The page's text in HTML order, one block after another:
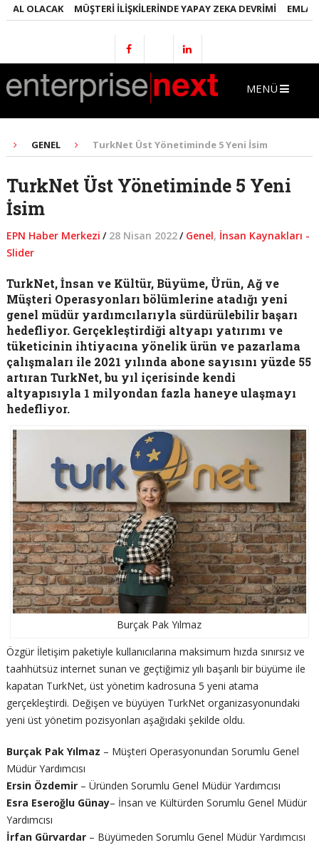
MÜŞTERI İLIŞKILERINDE YAPAY ZEKA DEVRIMI EMLAKTA
MENÜ
GENEL TurkNet Üst Yönetiminde 5 Yeni İsim
TurkNet Üst Yönetiminde 5 Yeni
İsim
EPN Haber Merkezi / 28 Nisan 2022/ Genel, İnsan Kaynakları -
Slider
TurkNet, İnsan ve Kültür, Büyüme, Ürün, Ağ ve
Müşteri Operasyonları bölümlerine atadığı yeni
genel müdür yardımcılarıyla sürdürülebilir başarı
hedefliyor. Gerçekleştirdiği altyapı yatırımı ve
tüketicinin ihtiyacına yönelik ürün ve pazarlama
çalışmaları ile 2021 yılında abone sayısını yüzde 55
artıran TurkNet, bu yıl içerisinde kendi
altyapısıyla 1 milyondan fazla haneye ulaşmayı
hedefliyor.
Burçak Pak Yılmaz
Özgür İletişim paketiyle kullanıcılarına maksimum hızda sınırsız ve
taahhütsüz internet sunan ve geçtiğimiz yılı başarılı bir büyüme ile
kapatan TurkNet, üst yönetim kadrosuna 5 yeni atama
gerçekleştirdi. Değişen ve büyüyen TurkNet organizasyonundaki
yeni üst yönetim pozisyonları aşağıdaki şekilde oldu.
Burçak Pak Yılmaz – Müşteri Operasyonundan Sorumlu Genel
Müdür Yardımcısı
Ersin Özdemir– Üründen Sorumlu Genel Müdür Yardımcısı
Esra Eseroğlu Günay– İnsan ve Kültürden Sorumlu Genel Müdür
Yardımcısı
İrfan Gürvardar– Büyümeden Sorumlu Genel Müdür Yardımcısı